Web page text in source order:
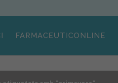
FARMACEUTICONLINE